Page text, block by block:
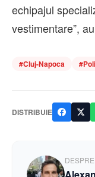
echipajul
vestimentare”,
#Cluj-Napoca #
DISTRIBUIE